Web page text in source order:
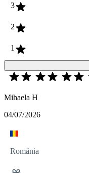
3
2
1
Mihaela H
04/07/2026
România